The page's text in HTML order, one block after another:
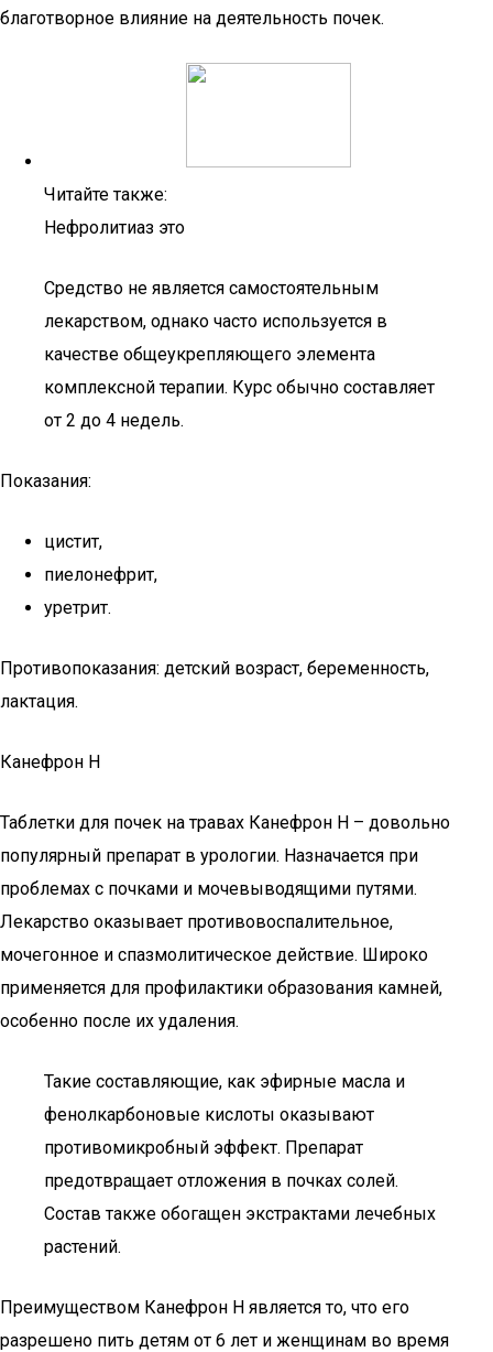
благотворное влияние на деятельность почек.
Читайте также:
Нефролитиаз это
Средство не является самостоятельным
лекарством, однако часто используется в
качестве общеукрепляющего элемента
комплексной терапии. Курс обычно составляет
от 2 до 4 недель.
Показания:
цистит,
пиелонефрит,
уретрит.
Противопоказания: детский возраст, беременность,
лактация.
Канефрон Н
Таблетки для почек на травах Канефрон Н – довольно
популярный препарат в урологии. Назначается при
проблемах с почками и мочевыводящими путями.
Лекарство оказывает противовоспалительное,
мочегонное и спазмолитическое действие. Широко
применяется для профилактики образования камней,
особенно после их удаления.
Такие составляющие, как эфирные масла и
фенолкарбоновые кислоты оказывают
противомикробный эффект. Препарат
предотвращает отложения в почках солей.
Состав также обогащен экстрактами лечебных
растений.
Преимуществом Канефрон Н является то, что его
разрешено пить детям от 6 лет и женщинам во время